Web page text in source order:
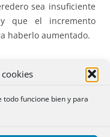
todo funcione bien y para
sea insuficiente
que el incremento
haberlo aumentado.
del causante,
el repudiante